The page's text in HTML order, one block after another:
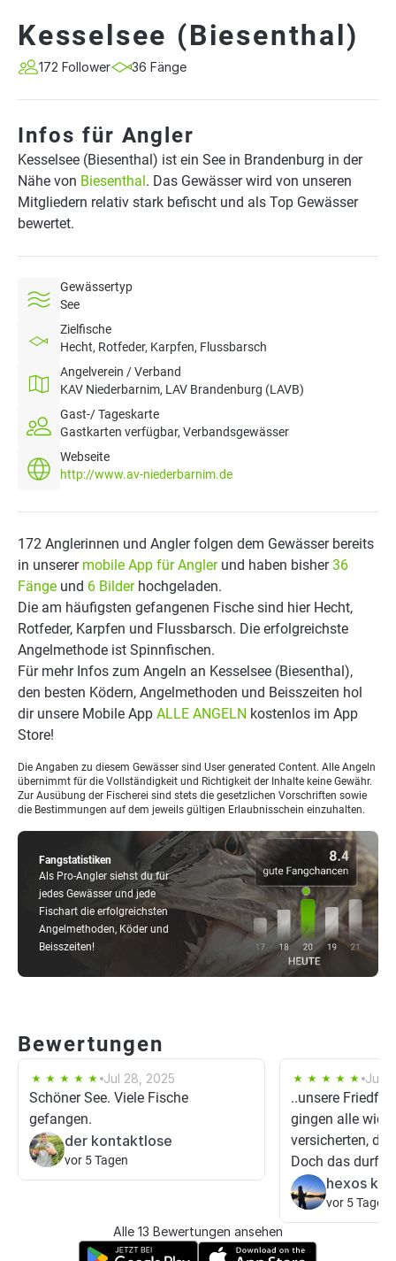
Kesselsee (Biesenthal)
172 Follower 36 Fänge
Infos für Angler
Kesselsee (Biesenthal) ist ein See in Brandenburg in der
Nähe von Biesenthal. Das Gewässer wird von unseren
Mitgliedern relativ stark befischt und als Top Gewässer
bewertet.
Gewässertyp
See
Zielfische
Hecht, Rotfeder, Karpfen, Flussbarsch
Angelverein / Verband
KAV Niederbarnim, LAV Brandenburg (LAVB)
Gast-/ Tageskarte
Gastkarten verfügbar, Verbandsgewässer
Webseite
http://www.av-niederbarnim.de
Fangstatistiken
Als Pro-Angler siehst du für
jedes Gewässer und jede
Fischart die erfolgreichsten
Angelmethoden, Köder und
Beisszeiten!
172 Anglerinnen und Angler folgen dem Gewässer bereits
in unserer mobile App für Anglerund haben bisher36
Fänge und 6 Bilderhochgeladen.
Die am häufigsten gefangenen Fische sind hier Hecht,
Rotfeder, Karpfen und Flussbarsch. Die erfolgreichste
Angelmethode ist Spinnfischen.
Für mehr Infos zum Angeln an Kesselsee (Biesenthal),
den besten Ködern, Angelmethoden und Beisszeiten hol
dir unsere Mobile App ALLE ANGELN kostenlos im App
Store!
Die Angaben zu diesem Gewässer sind User generated Content. Alle Angeln
übernimmt für die Vollständigkeit und Richtigkeit der Inhalte keine Gewähr.
Zur Ausübung der Fischerei sind stets die gesetzlichen Vorschriften sowie
die Bestimmungen auf dem jeweils gültigen Erlaubnisschein einzuhalten.
Bewertungen
Jul 28, 2025
Schöner See. Viele Fische
gefangen.
der kontaktlose
vor 5 Tagen
Jul
..unsere
gingen alle
versicherten,
Doch das
hexos
vor 5 Tagen
Alle 13 Bewertungen ansehen